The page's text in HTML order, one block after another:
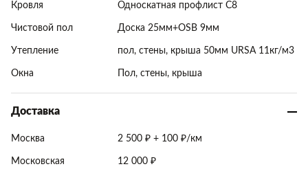
Кровля Односкатная профлист С8
Чистовой пол Доска 25мм+OSB 9мм
Утепление пол, стены, крыша 50мм URSA 11кг/м3
Окна Пол, стены, крыша
Доставка
Москва 2 500 ₽ + 100 ₽/км
Московская
12 000 ₽